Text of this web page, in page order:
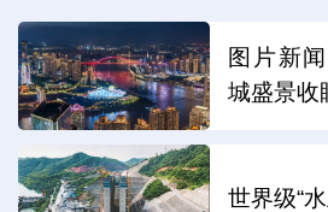
图片新
城盛景收
世界级“